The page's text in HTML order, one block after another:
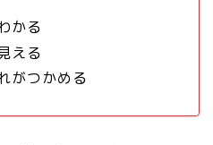
かる
える
がつかめる